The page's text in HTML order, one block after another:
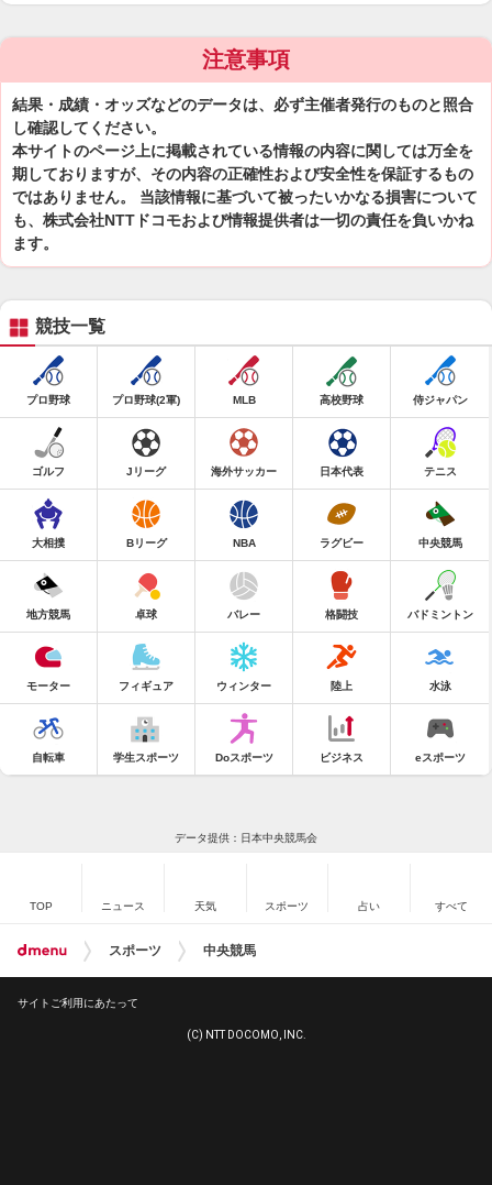
注意事項
結果・成績・オッズなどのデータは、必ず主催者発行のものと照合
し確認してください。
本サイトのページ上に掲載されている情報の内容に関しては万全を
期しておりますが、その内容の正確性および安全性を保証するもの
ではありません。 当該情報に基づいて被ったいかなる損害について
も、株式会社NTTドコモおよび情報提供者は一切の責任を負いかね
ます。
競技一覧
プロ野球 プロ野球(2軍) MLB 高校野球 侍ジャパン
ゴルフ Jリーグ 海外サッカー 日本代表 テニス
大相撲 Bリーグ NBA ラグビー 中央競馬
地方競馬 卓球 バレー 格闘技 バドミントン
モーター フィギュア ウィンター 陸上 水泳
自転車 学生スポーツ Doスポーツ ビジネス eスポーツ
データ提供：日本中央競馬会
TOP ニュース 天気 スポーツ 占い すべて
スポーツ 中央競馬
サイトご利用にあたって
(C) NTT DOCOMO, INC.